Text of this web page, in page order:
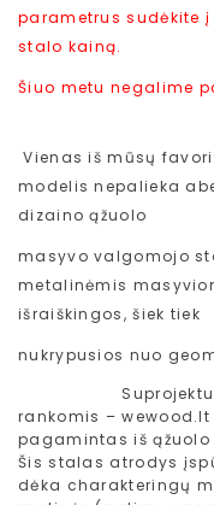
parametrus sudėkite
stalo kainą.
Šiuo metu negalime
Vienas iš mūsų
modelis nepalieka
dizaino ąžuolo
masyvo valgomojo
metalinėmis
išraiškingos, šiek tiek
nukrypusios nuo
rankomis –
pagamintas iš
Šis stalas atrodys
dėka charakteringų